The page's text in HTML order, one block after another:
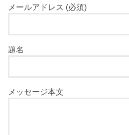
メールアドレス (必須)
題名
メッセージ本文